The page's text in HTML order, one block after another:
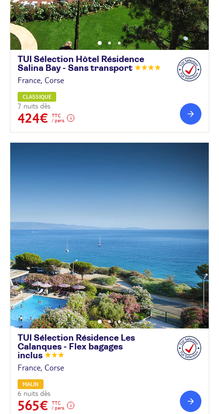
TUI Sélection Hôtel Résidence
Salina Bay - Sans transport
France, Corse
CLASSIQUE
7 nuits dès
424€
TTC
/ pers.
TUI Sélection Résidence Les
Calanques - Flex bagages
inclus
France, Corse
MALIN
6 nuits dès
565€
TTC
/ pers.